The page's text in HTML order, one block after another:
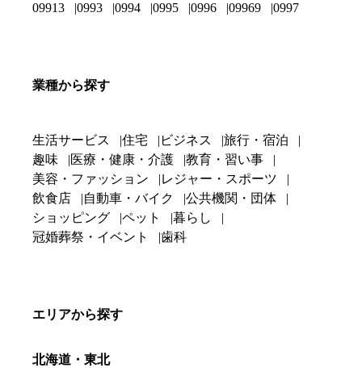
09913
0993 0994 0995 0996 09969 0997
業種から探す
生活サービス 住宅 ビジネス
旅行・宿泊
趣味
医療・健康・介護
教育・習い事
美容・ファッション
レジャー・スポーツ
飲食店
自動車・バイク
公共機関・団体
ショッピング
ペット
暮らし
冠婚葬祭・イベント
歯科
エリアから探す
北海道・東北